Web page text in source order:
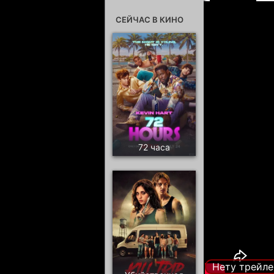
Нету
СЕЙЧАС В КИНО
72 часа